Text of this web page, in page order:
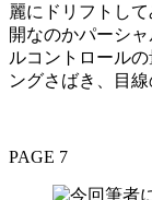
麗にドリフトし
開なのかパーシ
ルコントロール
ングさばき、目
PAGE 7